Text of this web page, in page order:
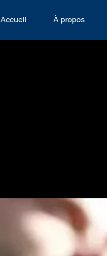
Accueil À propos